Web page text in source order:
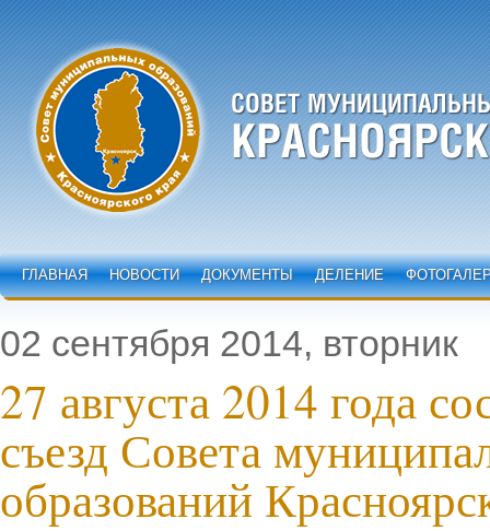
ГЛАВНАЯ НОВОСТИ ДОКУМЕНТЫ ДЕЛЕНИЕ
02 сентября 2014, вторник
27 августа 2014 года
съезд Совета
образований